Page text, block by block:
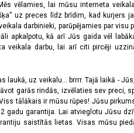
vēlamies, lai mūsu interneta
uz preces līdz brīdim, kad kurjers
darbinieki, parūpējamies par visu
apkalpotu, kā arī Jūs gaida vēl
veikala darbu, lai arī citi pircēji
uz veikalu... brrrr. Tajā laikā -
garās rindās, izvēlaties sev preci,
tālākais ir mūsu rūpes! Jūsu
gadu garantija. Lai atvieglotu Jūsu
saistītās lietas. Visas mūsu